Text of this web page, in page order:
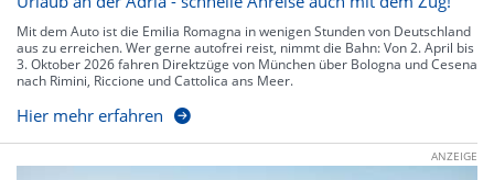
Mit dem Auto ist die Emilia Romagna in wenigen Stunden von Deutschland
aus zu erreichen. Wer gerne autofrei reist, nimmt die Bahn: Von 2. April bis
3. Oktober 2026 fahren Direktzüge von München über Bologna und Cesena
nach Rimini, Riccione und Cattolica ans Meer.
Hier mehr erfahren
ANZEIGE